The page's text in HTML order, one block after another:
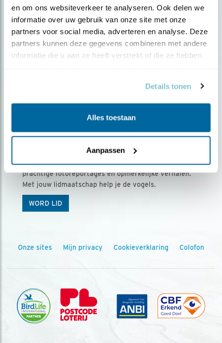
en om ons websiteverkeer te analyseren. Ook delen we
informatie over uw gebruik van onze site met onze
partners voor social media, adverteren en analyse. Deze
partners kunnen deze gegevens combineren met andere
informatie die u aan ze heeft verstrekt of die ze hebben
Details tonen
Alles toestaan
Aanpassen
Ontvang 5 x Vogels voor € 36,00 per jaar
Vogels is het tijdschrift voor onze leden, met
prachtige fotoreportages en opmerkelijke verhalen.
Met jouw lidmaatschap help je de vogels.
WORD LID
Onze sites Mijn privacy Cookieverklaring Colofon